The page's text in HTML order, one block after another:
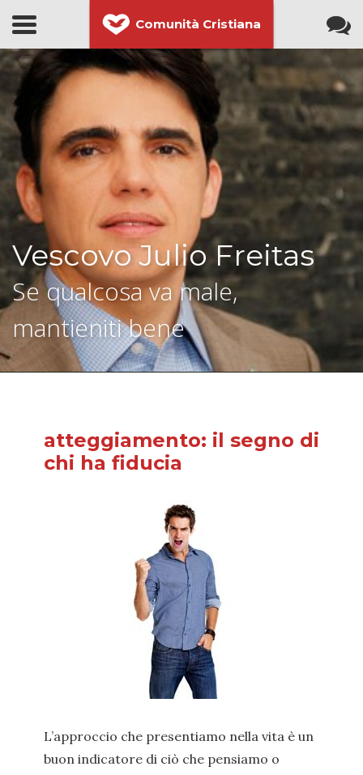
Comunità Cristiana
Vescovo Julio Freitas
Se qualcosa va male,
mantieniti bene
atteggiamento: il segno di
chi ha fiducia
L’approccio che presentiamo nella vita è un
buon indicatore di ciò che pensiamo o